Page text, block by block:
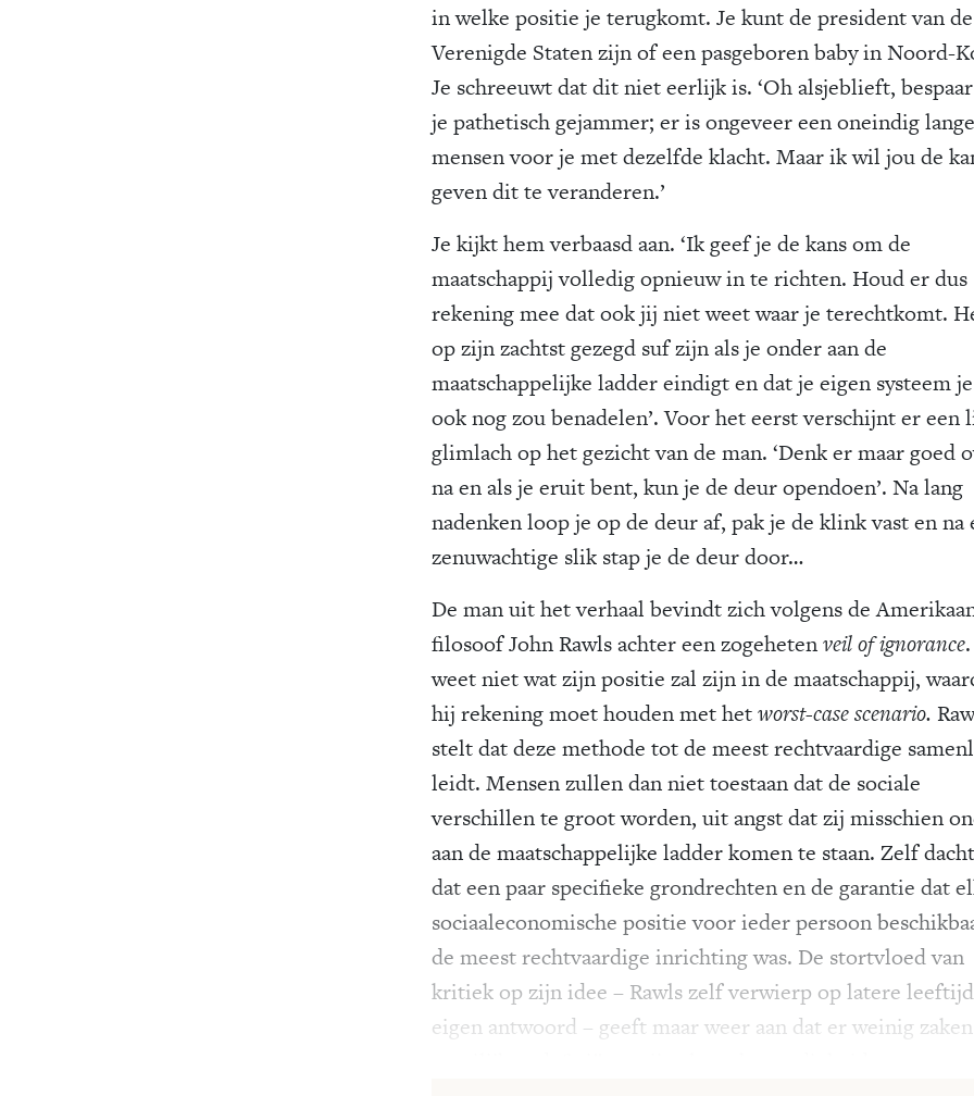
in welke positie je terugkomt. Je kunt de president van de
Verenigde Staten zijn of een pasgeboren baby in Noord-
Je schreeuwt dat dit niet eerlijk is. ‘Oh alsjeblieft,
je pathetisch gejammer; er is ongeveer een oneindig
mensen voor je met dezelfde klacht. Maar ik wil jou de
geven dit te veranderen.’
Je kijkt hem verbaasd aan. ‘Ik geef je de kans om de
maatschappij volledig opnieuw in te richten. Houd er dus
rekening mee dat ook jij niet weet waar je terechtkomt.
op zijn zachtst gezegd suf zijn als je onder aan de
maatschappelijke ladder eindigt en dat je eigen systeem
ook nog zou benadelen’. Voor het eerst verschijnt er een
glimlach op het gezicht van de man. ‘Denk er maar goed
na en als je eruit bent, kun je de deur opendoen’. Na lang
nadenken loop je op de deur af, pak je de klink vast en na
zenuwachtige slik stap je de deur door…
De man uit het verhaal bevindt zich volgens de
filosoof John Rawls achter een zogehetenveil of ignorance
weet niet wat zijn positie zal zijn in de maatschappij,
hij rekening moet houden met hetworst-case scenario.
stelt dat deze methode tot de meest rechtvaardige
leidt. Mensen zullen dan niet toestaan dat de sociale
verschillen te groot worden, uit angst dat zij misschien
aan de maatschappelijke ladder komen te staan. Zelf
dat een paar specifieke grondrechten en de garantie dat
sociaaleconomische positie voor ieder persoon
de meest rechtvaardige inrichting was. De stortvloed van
kritiek op zijn idee – Rawls zelf verwierp op latere
eigen antwoord – geeft maar weer aan dat er weinig